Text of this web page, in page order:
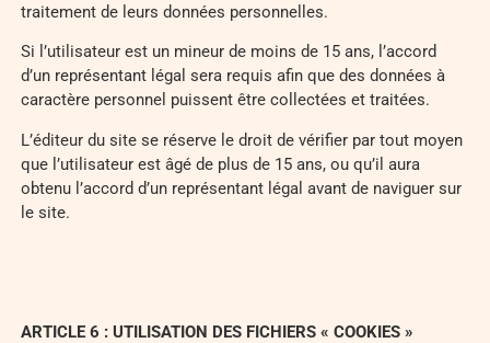
traitement de leurs données personnelles.
Si l’utilisateur est un mineur de moins de 15 ans, l’accord
d’un représentant légal sera requis afin que des données à
caractère personnel puissent être collectées et traitées.
L’éditeur du site se réserve le droit de vérifier par tout moyen
que l’utilisateur est âgé de plus de 15 ans, ou qu’il aura
obtenu l’accord d’un représentant légal avant de naviguer sur
le site.
ARTICLE 6 : UTILISATION DES FICHIERS « COOKIES »